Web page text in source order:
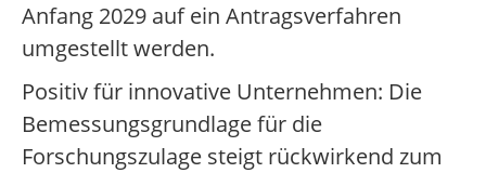
Anfang 2029 auf ein Antragsverfahren
umgestellt werden.
Positiv für innovative Unternehmen: Die
Bemessungsgrundlage für die
Forschungszulage steigt rückwirkend zum